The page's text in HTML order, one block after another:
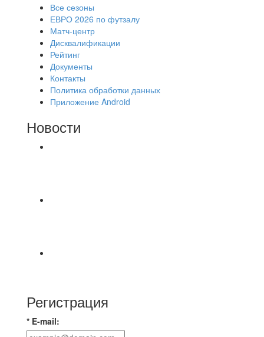
Все сезоны
ЕВРО 2026 по футзалу
Матч-центр
Дисквалификации
Рейтинг
Документы
Контакты
Политика обработки данных
Приложение Android
Новости
Регистрация
* E-mail: